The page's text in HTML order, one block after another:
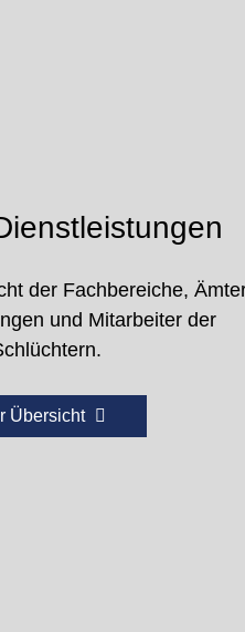
der Fachbereiche,
und Mitarbeiter der
Übersicht